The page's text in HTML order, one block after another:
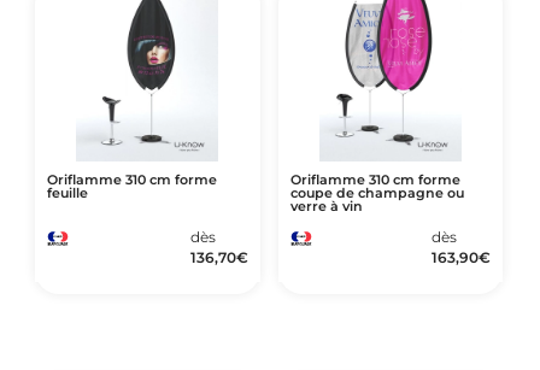
Oriflamme 310 cm forme
feuille
dès
136,70€
Oriflamme 310 cm forme
coupe de champagne ou
verre à vin
dès
163,90€